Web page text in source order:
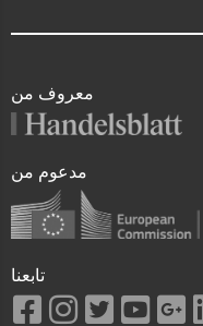
معروف من
مدعوم من
تابعنا